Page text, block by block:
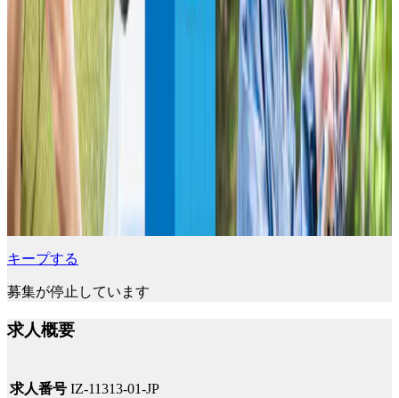
キープする
募集が停止しています
求人概要
求人番号 IZ-11313-01-JP